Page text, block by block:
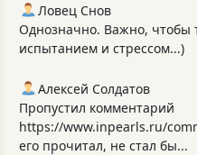
Ловец Снов
Однозначно. Важно, чтобы
испытанием и стрессом...)
Алексей Солдатов
Пропустил комментарий
https://www.inpearls.ru/
его прочитал, не стал бы...